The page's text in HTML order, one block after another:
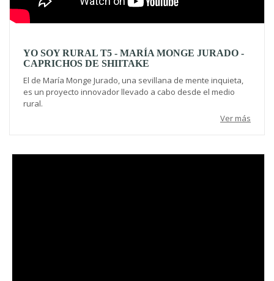
YO SOY RURAL T5 - MARÍA MONGE JURADO -
CAPRICHOS DE SHIITAKE
El de María Monge Jurado, una sevillana de mente inquieta,
es un proyecto innovador llevado a cabo desde el medio
rural.
Ver más